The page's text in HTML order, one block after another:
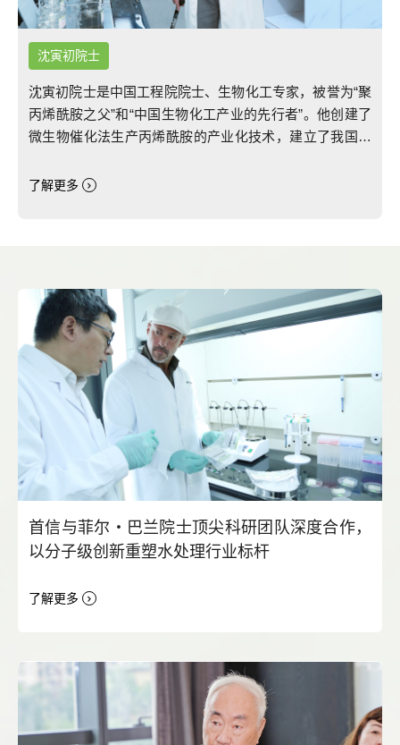
沈寅初院士
沈寅初院士是中国工程院院士、生物化工专家，被誉为“聚
丙烯酰胺之父”和“中国生物化工产业的先行者”。他创建了
微生物催化法生产丙烯酰胺的产业化技术，建立了我国第
了生物催化在化工行业中应用的先河。2021年，全国功能
了解更多
首信与菲尔・巴兰院士顶尖科研团队深度合作，
以分子级创新重塑水处理行业标杆
了解更多